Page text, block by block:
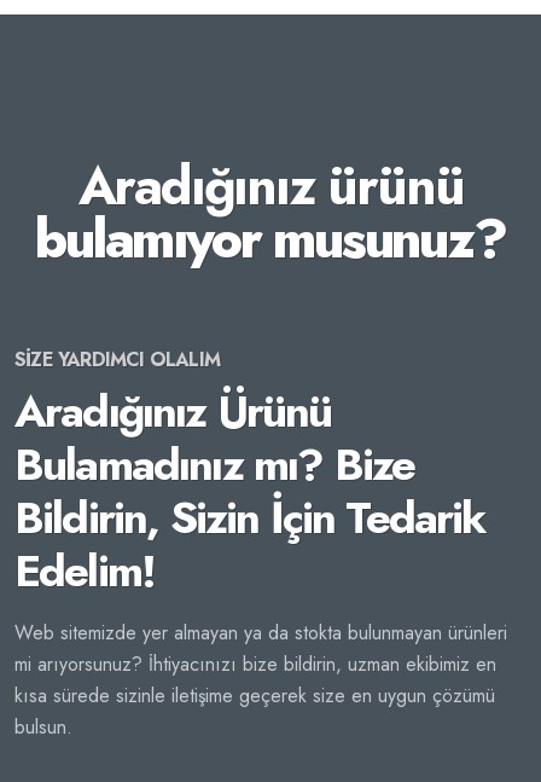
Aradığınız ürünü
bulamıyor musunuz?
SİZE YARDIMCI OLALIM
Aradığınız Ürünü
Bulamadınız mı? Bize
Bildirin, Sizin İçin Tedarik
Edelim!
Web sitemizde yer almayan ya da stokta bulunmayan ürünleri
mi arıyorsunuz? İhtiyacınızı bize bildirin, uzman ekibimiz en
kısa sürede sizinle iletişime geçerek size en uygun çözümü
bulsun.